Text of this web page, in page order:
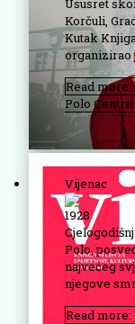
Ususret
Korčuli,
Kutak
organizirao
Read
Polo Centra
Vijenac
1928
Polo,
najvećeg
njegove
Read